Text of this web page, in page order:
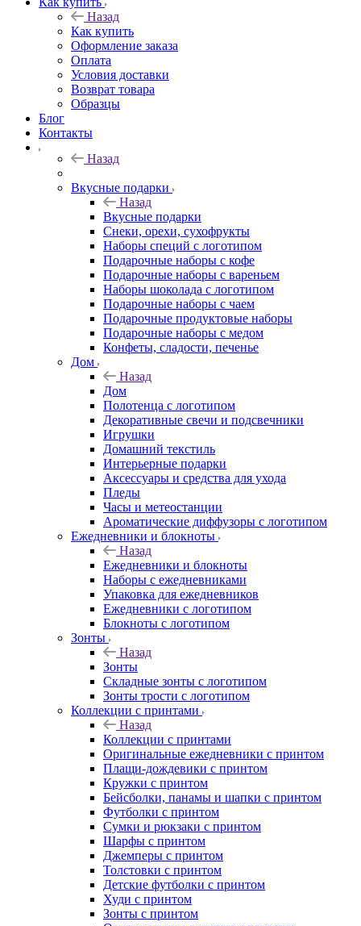
Назад
Как купить
Оформление заказа
Оплата
Условия доставки
Возврат товара
Образцы
Блог
Контакты
Назад
Вкусные подарки
Назад
Вкусные подарки
Снеки, орехи, сухофрукты
Наборы специй с логотипом
Подарочные наборы с кофе
Подарочные наборы с вареньем
Наборы шоколада с логотипом
Подарочные наборы с чаем
Подарочные продуктовые наборы
Подарочные наборы с медом
Конфеты, сладости, печенье
Дом
Назад
Дом
Полотенца с логотипом
Декоративные свечи и подсвечники
Игрушки
Домашний текстиль
Интерьерные подарки
Аксессуары и средства для ухода
Пледы
Часы и метеостанции
Ароматические диффузоры с логотипом
Ежедневники и блокноты
Назад
Ежедневники и блокноты
Наборы с ежедневниками
Упаковка для ежедневников
Ежедневники с логотипом
Блокноты с логотипом
Зонты
Назад
Зонты
Складные зонты с логотипом
Зонты трости с логотипом
Коллекции с принтами
Назад
Коллекции с принтами
Оригинальные ежедневники с принтом
Плащи-дождевики с принтом
Кружки с принтом
Бейсболки, панамы и шапки с принтом
Футболки с принтом
Сумки и рюкзаки с принтом
Шарфы с принтом
Джемперы с принтом
Толстовки с принтом
Детские футболки с принтом
Худи с принтом
Зонты с принтом